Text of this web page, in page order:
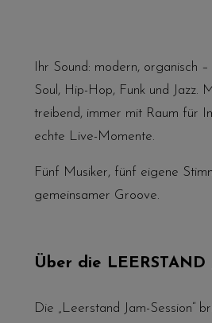
Ihr Sound: modern, organisch
Soul, Hip-Hop, Funk und Jazz.
treibend, immer mit Raum für
echte Live-Momente.
Fünf Musiker, fünf eigene
gemeinsamer Groove.
Über die LEERSTAND
Die „Leerstand Jam-Session“